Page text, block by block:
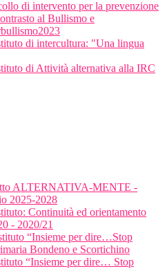
di intervento per la prevenzione
al Bullismo e
di intercultura: "Una lingua
di Attività alternativa alla IRC
ALTERNATIVA-MENTE -
2025-2028
Continuità ed orientamento
- 2020/21
“Insieme per dire…Stop
Bondeno e Scortichino
“Insieme per dire… Stop